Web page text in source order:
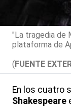
"La tragedia de
plataforma de
(FUENTE
En los cuatro
Shakespeare